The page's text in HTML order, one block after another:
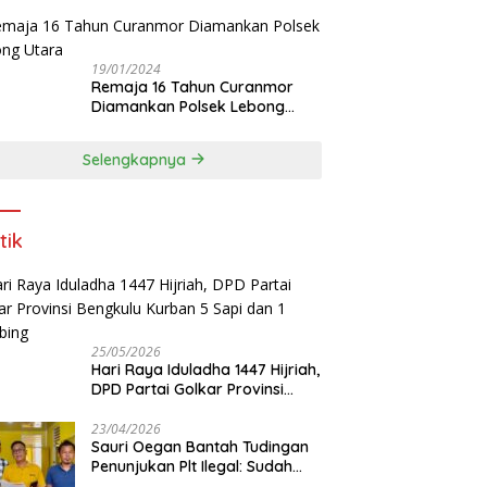
19/01/2024
Remaja 16 Tahun Curanmor
Diamankan Polsek Lebong
Selengkapnya
25/05/2026
Hari Raya Iduladha 1447 Hijriah,
DPD Partai Golkar Provinsi
Kambing
23/04/2026
Sauri Oegan Bantah Tudingan
Penunjukan Plt Ilegal: Sudah